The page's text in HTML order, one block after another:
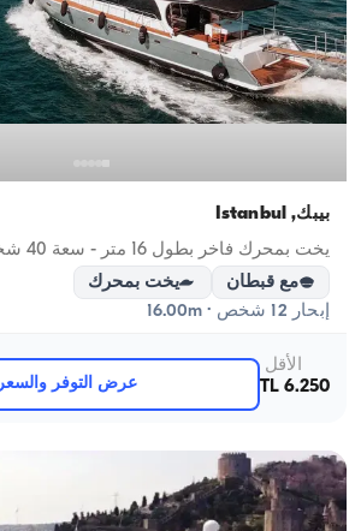
بيبك, İstanbul
يخت بمحرك فاخر بطول 16 متر - سعة 40 شخص - في بيبك
مع قبطان
يخت بمحرك
إبحار 12 شخص · 16.00m
الأقل
6.250 TL
عرض التوفر والسعر